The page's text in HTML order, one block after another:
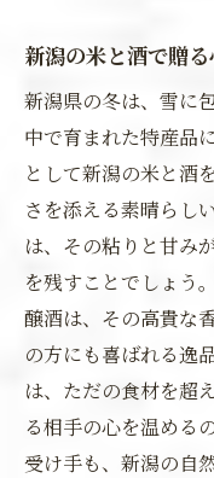
新潟の米と酒で贈
新潟県の冬は、雪に
中で育まれた特産品
として新潟の米と酒
さを添える素晴らし
は、その粘りと甘み
を残すことでしょう
醸酒は、その高貴な
の方にも喜ばれる逸
は、ただの食材を超
る相手の心を温める
受け手も、新潟の自